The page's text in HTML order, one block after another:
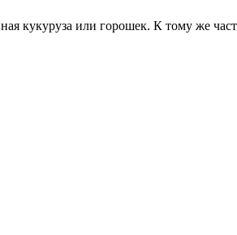
кукуруза или горошек. К тому же